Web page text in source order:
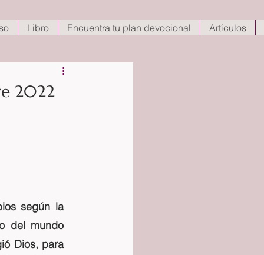
Libro Encuentra tu plan devocional Artículos
2022
según la
del mundo
Dios, para